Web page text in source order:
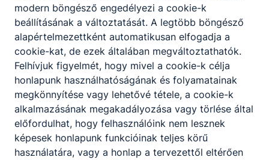
Eredményekben gazdag tanévet zártunk
A 2025/2026-os tanév végén iskolánk több fontos
eseménnyel zárta az évet.
2026. jún. 30.
modern böngésző engedélyezi a cookie-k
beállításának a változtatását. A legtöbb böngésző
alapértelmezettként automatikusan elfogadja a
cookie-kat, de ezek általában megváltoztathatók.
Felhívjuk figyelmét, hogy mivel a cookie-k célja
honlapunk használhatóságának és folyamatainak
megkönnyítése vagy lehetővé tétele, a cookie-k
alkalmazásának megakadályozása vagy törlése által
előfordulhat, hogy felhasználóink nem lesznek
képesek honlapunk funkcióinak teljes körű
használatára, vagy a honlap a tervezettől eltérően